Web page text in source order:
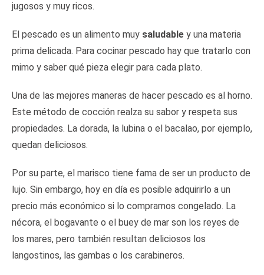
jugosos y muy ricos.
El pescado es un alimento muy saludable y una materia
prima delicada. Para cocinar pescado hay que tratarlo con
mimo y saber qué pieza elegir para cada plato.
Una de las mejores maneras de hacer pescado es al horno.
Este método de cocción realza su sabor y respeta sus
propiedades. La dorada, la lubina o el bacalao, por ejemplo,
quedan deliciosos.
Por su parte, el marisco tiene fama de ser un producto de
lujo. Sin embargo, hoy en día es posible adquirirlo a un
precio más económico si lo compramos congelado. La
nécora, el bogavante o el buey de mar son los reyes de
los mares, pero también resultan deliciosos los
langostinos, las gambas o los carabineros.